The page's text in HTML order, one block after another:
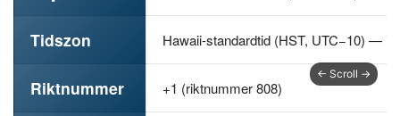
Tidszon Hawaii-standardtid (HST, UTC−10) —
Riktnummer +1 (riktnummer 808)